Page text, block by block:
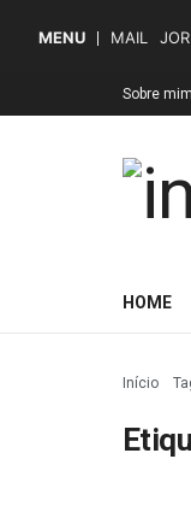
MENU MAIL
Sobre mim
HOME
Início